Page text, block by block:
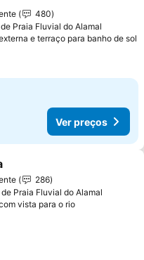
480
Praia Fluvial do Alamal
e terraço para banho de sol
Ver preços
aos favoritos
286
Praia Fluvial do Alamal
vista para o rio